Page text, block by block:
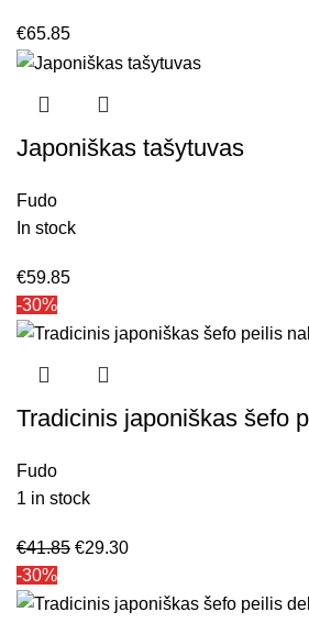
€65.85
Japoniškas tašytuvas
Fudo
In stock
€59.85
-30%
Tradicinis japoniškas šefo
Fudo
1 in stock
€41.85 €29.30
-30%